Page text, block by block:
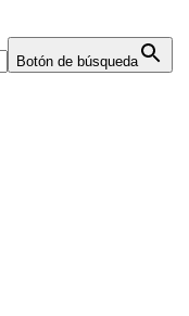
Botón de búsqueda